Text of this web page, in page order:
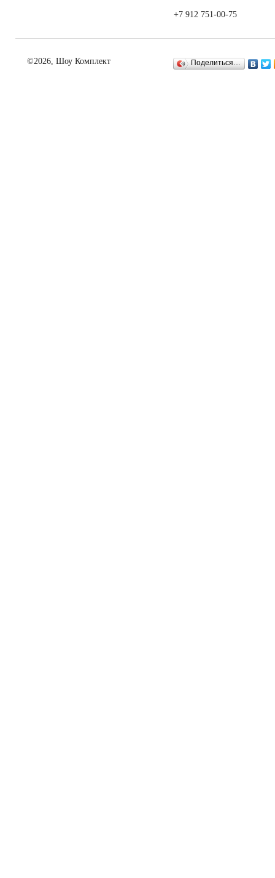
+7 912 751-00-75
©2026, Шоу Комплект Поделиться…